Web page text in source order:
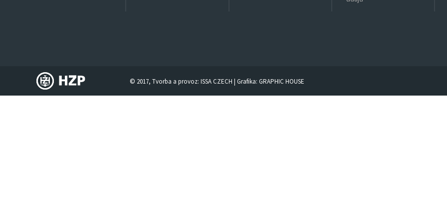
© 2017, Tvorba a provoz:ISSA CZECH | Grafika:GRAPHIC HOUSE